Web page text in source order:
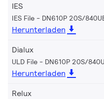
IES
IES File - DN610P 20S/
Herunterladen
Dialux
ULD File - DN610P 20S/
Herunterladen
Relux